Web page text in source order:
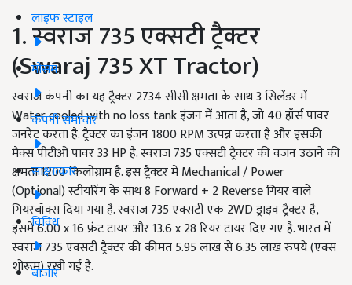
लाइफ स्टाइल
मौसम
कंपनी समाचार
साक्षात्कार
विविध
बाजार
1. स्वराज 735 एक्सटी ट्रैक्टर
(Swaraj 735 XT Tractor)
स्वराज कंपनी का यह ट्रैक्टर 2734 सीसी क्षमता के साथ 3 सिलेंडर में
Water cooled with no loss tank इंजन में आता है, जो 40 हॉर्स पावर
जनरेट करता है. ट्रैक्टर का इंजन 1800 RPM उत्पन्न करता है और इसकी
मैक्स पीटीओ पावर 33 HP है. स्वराज 735 एक्सटी ट्रैक्टर की वजन उठाने की
क्षमता 1200 किलोग्राम है. इस ट्रैक्टर में Mechanical / Power
(Optional) स्टीयरिंग के साथ 8 Forward + 2 Reverse गियर वाले
गियरबॉक्स दिया गया है. स्वराज 735 एक्सटी एक 2WD ड्राइव ट्रैक्टर है,
इसमें 6.00 x 16 फ्रंट टायर और 13.6 x 28 रियर टायर दिए गए है. भारत में
स्वराज 735 एक्सटी ट्रैक्टर की कीमत 5.95 लाख से 6.35 लाख रुपये (एक्स
शोरूम) रखी गई है.